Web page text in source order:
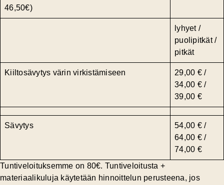
46,50€)
lyhyet /
puolipitkät /
pitkät
Kiiltosävytys värin virkistämiseen
29,00 € /
34,00 € /
39,00 €
Sävytys
54,00 € /
64,00 € /
74,00 €
Tuntiveloituksemme on 80€. Tuntiveloitusta +
materiaalikuluja käytetään hinnoittelun perusteena, jos